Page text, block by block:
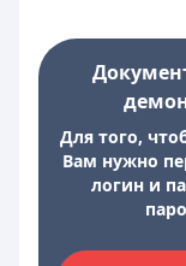
Для того,
Вам нужно
логин и